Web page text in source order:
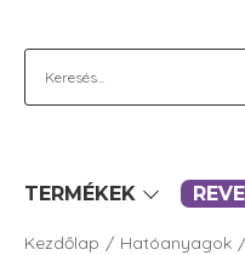
TERMÉKEK
Kezdőlap Hatóanyagok